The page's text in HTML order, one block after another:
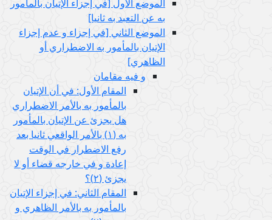
الموضع الأول‏ [في إجزاء الإتيان بالمأمور
به عن التعبد به ثانيا]
الموضع الثاني‏ [في إجزاء و عدم إجزاء
الإتيان بالمأمور به الاضطراري أو
الظاهري‏]
و فيه مقامان
المقام الأول: في أن الإتيان
بالمأمور به بالأمر الاضطراري
هل يجزئ عن الإتيان بالمأمور
به (١) بالأمر الواقعي ثانيا بعد
رفع الاضطرار في الوقت
إعادة و في خارجه قضاء أو لا
يجزئ (٢)؟
المقام الثاني: في إجزاء الإتيان
بالمأمور به بالأمر الظاهري و